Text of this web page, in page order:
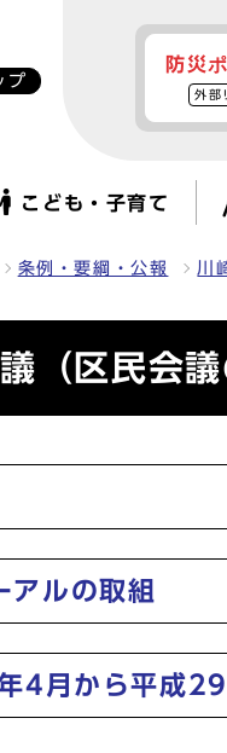
プ
防災
外部
こども・子育て
条例・要綱・公報 川
（区民会議
アルの取組
4月から平成